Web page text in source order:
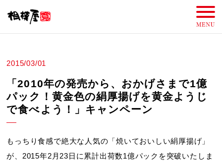
2015/03/01
「2010年の発売から、おかげさまで1億
パック！黄金色の絹厚揚げを黄金ようじ
で食べよう！」キャンペーン
もっちり食感で絶大な人気の「焼いておいしい絹厚揚げ」
が、2015年2月23日に累計出荷数1億パックを突破いたしま